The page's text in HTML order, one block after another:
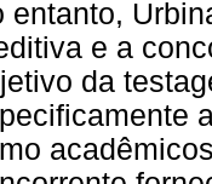
entanto,
e a
da